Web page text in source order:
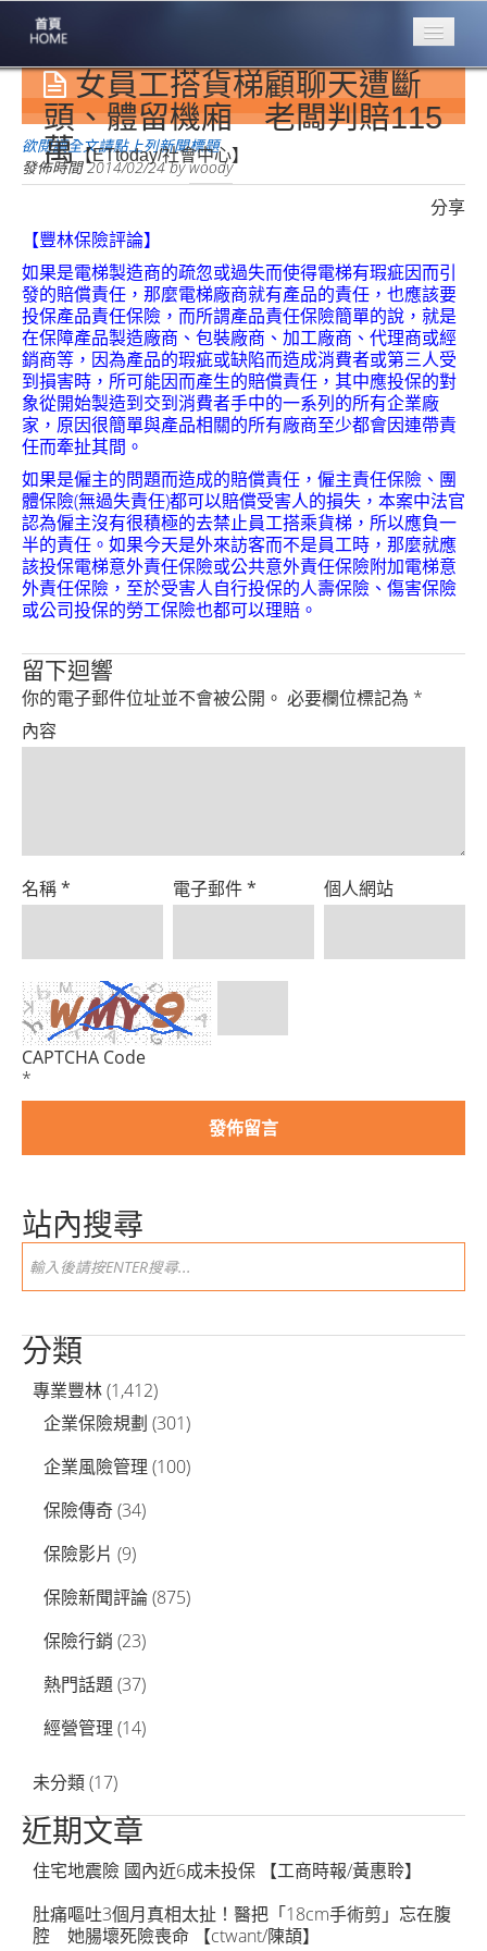
專業豐林
Professional
保險大家談
1386集
第一品牌
關於豐林
About
服務項目
Service
火災保額
估算系統
商品簡介
Product
女員工搭貨梯顧聊天遭斷
頭、體留機廂 老闆判賠115
萬【ETtoday/社會中心】
欲閱讀全文請點上列新聞標題
發佈時間2014/02/24bywoody
分享
【豐林保險評論】
如果是電梯製造商的疏忽或過失而使得電梯有瑕疵因而引
發的賠償責任，那麼電梯廠商就有產品的責任，也應該要
投保產品責任保險，而所謂產品責任保險簡單的說，就是
在保障產品製造廠商、包裝廠商、加工廠商、代理商或經
銷商等，因為產品的瑕疵或缺陷而造成消費者或第三人受
到損害時，所可能因而產生的賠償責任，其中應投保的對
象從開始製造到交到消費者手中的一系列的所有企業廠
家，原因很簡單與產品相關的所有廠商至少都會因連帶責
任而牽扯其間。
如果是僱主的問題而造成的賠償責任，僱主責任保險、團
體保險(無過失責任)都可以賠償受害人的損失，本案中法官
認為僱主沒有很積極的去禁止員工搭乘貨梯，所以應負一
半的責任。如果今天是外來訪客而不是員工時，那麼就應
該投保電梯意外責任保險或公共意外責任保險附加電梯意
外責任保險，至於受害人自行投保的人壽保險、傷害保險
或公司投保的勞工保險也都可以理賠。
留下迴響
你的電子郵件位址並不會被公開。 必要欄位標記為 *
內容
名稱* 電子郵件* 個人網站
CAPTCHA Code
*
站內搜尋
分類
專業豐林(1,412)
企業保險規劃 (301)
企業風險管理 (100)
保險傳奇(34)
保險影片 (9)
保險新聞評論(875)
保險行銷 (23)
熱門話題(37)
經營管理 (14)
未分類(17)
近期文章
住宅地震險 國內近6成未投保 【工商時報/黃惠聆】
肚痛嘔吐3個月真相太扯！醫把「18cm手術剪」忘在腹
腔 她腸壞死險喪命 【ctwant/陳頡】